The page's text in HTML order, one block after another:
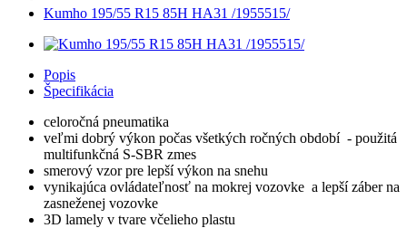
Kumho 195/55 R15 85H HA31 /1955515/
Popis
Špecifikácia
celoročná pneumatika
veľmi dobrý výkon počas všetkých ročných období - použitá
multifunkčná S-SBR zmes
smerový vzor pre lepší výkon na snehu
vynikajúca ovládateľnosť na mokrej vozovke a lepší záber na
zasneženej vozovke
3D lamely v tvare včelieho plastu